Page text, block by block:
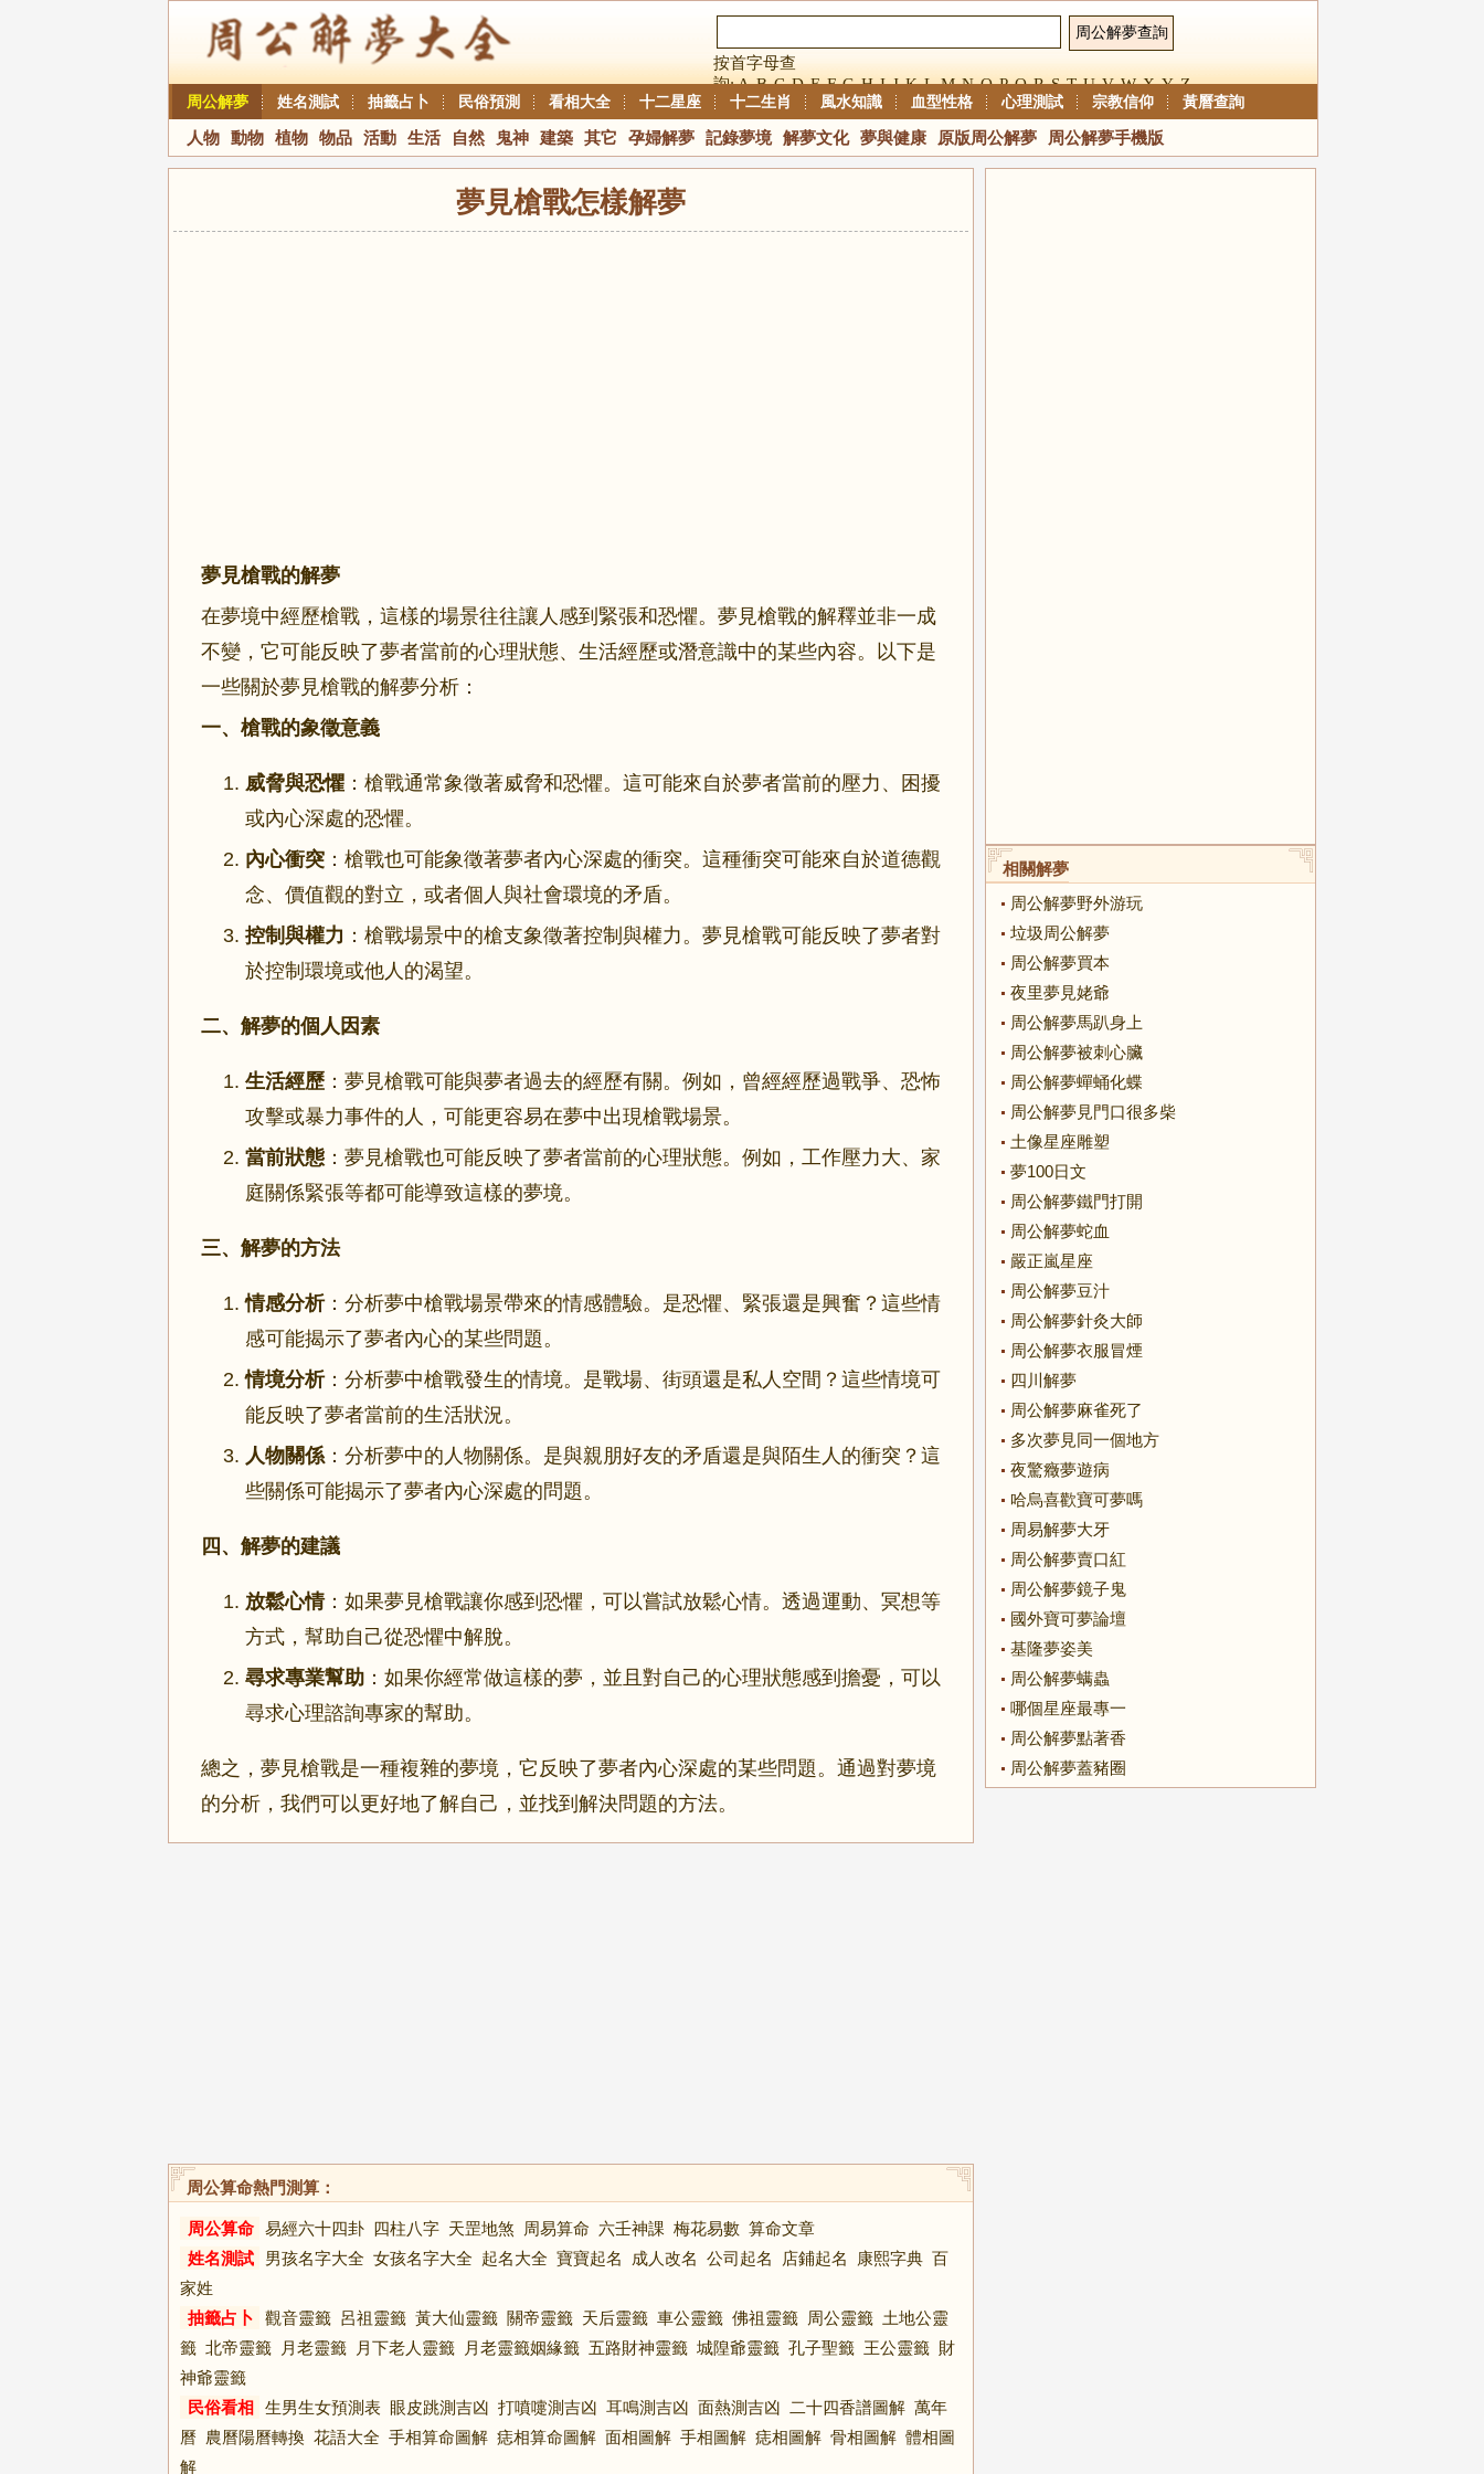
按首字母查
詢:A B C D E F G H I J K L M N O P Q R S T U V W X Y Z
周公解夢
姓名測試 抽籤占卜 民俗預測 看相大全 十二星座 十二生肖 風水知識 血型性格 心理測試 宗教信仰 黃曆查詢
人物 動物 植物 物品 活動 生活 自然 鬼神 建築 其它 孕婦解夢 記錄夢境 解夢文化 夢與健康 原版周公解夢 周公解夢手機版
夢見槍戰怎樣解夢
夢見槍戰的解夢
在夢境中經歷槍戰，這樣的場景往往讓人感到緊張和恐懼。夢見槍戰的解釋並非一成
不變，它可能反映了夢者當前的心理狀態、生活經歷或潛意識中的某些內容。以下是
一些關於夢見槍戰的解夢分析：
一、槍戰的象徵意義
威脅與恐懼 ：槍戰通常象徵著威脅和恐懼。這可能來自於夢者當前的壓力、困擾
或內心深處的恐懼。
內心衝突 ：槍戰也可能象徵著夢者內心深處的衝突。這種衝突可能來自於道德觀
念、價值觀的對立，或者個人與社會環境的矛盾。
控制與權力 ：槍戰場景中的槍支象徵著控制與權力。夢見槍戰可能反映了夢者對
於控制環境或他人的渴望。
二、解夢的個人因素
生活經歷 ：夢見槍戰可能與夢者過去的經歷有關。例如，曾經經歷過戰爭、恐怖
攻擊或暴力事件的人，可能更容易在夢中出現槍戰場景。
當前狀態 ：夢見槍戰也可能反映了夢者當前的心理狀態。例如，工作壓力大、家
庭關係緊張等都可能導致這樣的夢境。
三、解夢的方法
情感分析：分析夢中槍戰場景帶來的情感體驗。是恐懼、緊張還是興奮？這些情
感可能揭示了夢者內心的某些問題。
情境分析：分析夢中槍戰發生的情境。是戰場、街頭還是私人空間？這些情境可
能反映了夢者當前的生活狀況。
人物關係：分析夢中的人物關係。是與親朋好友的矛盾還是與陌生人的衝突？這
些關係可能揭示了夢者內心深處的問題。
四、解夢的建議
放鬆心情：如果夢見槍戰讓你感到恐懼，可以嘗試放鬆心情。透過運動、冥想等
方式，幫助自己從恐懼中解脫。
尋求專業幫助 ：如果你經常做這樣的夢，並且對自己的心理狀態感到擔憂，可以
尋求心理諮詢專家的幫助。
總之，夢見槍戰是一種複雜的夢境，它反映了夢者內心深處的某些問題。通過對夢境
的分析，我們可以更好地了解自己，並找到解決問題的方法。
周公算命熱門測算：
周公算命 易經六十四卦 四柱八字 天罡地煞 周易算命 六壬神課 梅花易數 算命文章
姓名測試
男孩名字大全 女孩名字大全 起名大全 寶寶起名 成人改名 公司起名 店鋪起名 康熙字典 百
家姓
抽籤占卜
觀音靈籤 呂祖靈籤 黃大仙靈籤 關帝靈籤 天后靈籤 車公靈籤 佛祖靈籤 周公靈籤 土地公靈
籤 北帝靈籤 月老靈籤 月下老人靈籤 月老靈籤姻緣籤 五路財神靈籤 城隍爺靈籤 孔子聖籤 王公靈籤 財
神爺靈籤
民俗看相
生男生女預測表 眼皮跳測吉凶 打噴嚏測吉凶 耳鳴測吉凶 面熱測吉凶 二十四香譜圖解 萬年
曆 農曆陽曆轉換 花語大全 手相算命圖解 痣相算命圖解 面相圖解 手相圖解 痣相圖解 骨相圖解 體相圖
解
相關解夢
周公解夢野外游玩
垃圾周公解夢
周公解夢買本
夜里夢見姥爺
周公解夢馬趴身上
周公解夢被刺心臟
周公解夢蟬蛹化蝶
周公解夢見門口很多柴
土像星座雕塑
夢100日文
周公解夢鐵門打開
周公解夢蛇血
嚴正嵐星座
周公解夢豆汁
周公解夢針灸大師
周公解夢衣服冒煙
四川解夢
周公解夢麻雀死了
多次夢見同一個地方
夜驚癥夢遊病
哈烏喜歡寶可夢嗎
周易解夢大牙
周公解夢賣口紅
周公解夢鏡子鬼
國外寶可夢論壇
基隆夢姿美
周公解夢螨蟲
哪個星座最專一
周公解夢點著香
周公解夢蓋豬圈